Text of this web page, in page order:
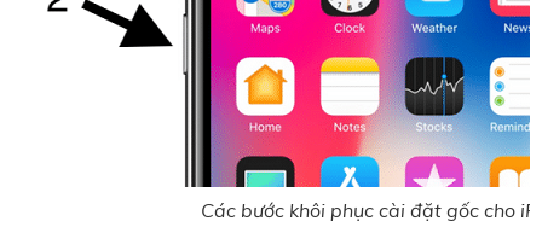
Các bước khôi phục cài đặt gốc cho